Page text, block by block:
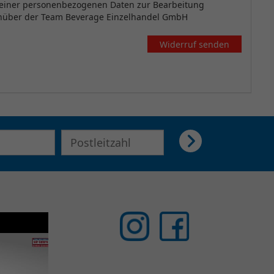
personenbezogenen Daten zur Bearbeitung
der Team Beverage Einzelhandel GmbH
Widerruf senden
E-Mail Adresse für Newsletter eingeben